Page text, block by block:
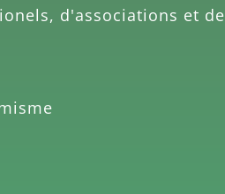
d'associations et de